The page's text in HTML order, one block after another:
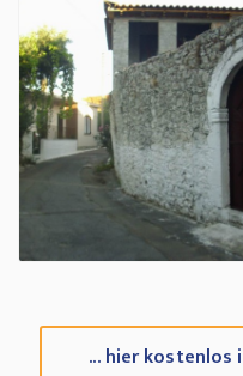
... hier kostenlos